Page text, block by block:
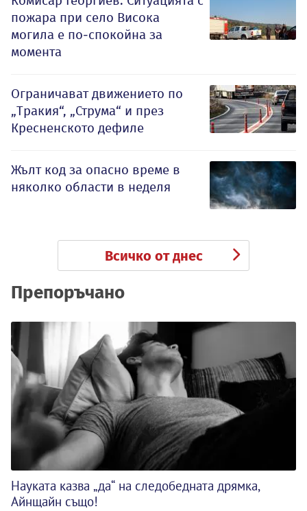
пожара при село Висока
могила е по-спокойна за
момента
Ограничават движението по
„Тракия“, „Струма“ и през
Кресненското дефиле
Жълт код за опасно време в
няколко области в неделя
Всичко от днес
Препоръчано
Науката казва „да“ на следобедната дрямка,
Айнщайн също!